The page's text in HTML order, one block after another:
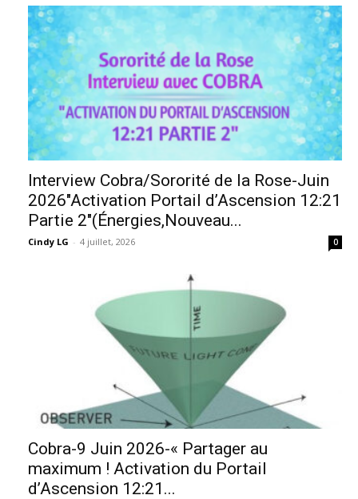
Interview Cobra/Sororité de la Rose-Juin
2026″Activation Portail d’Ascension 12:21
Partie 2″(Énergies,Nouveau...
Cindy LG - 4 juillet, 2026 0
Cobra-9 Juin 2026-« Partager au
maximum ! Activation du Portail
d’Ascension 12:21...